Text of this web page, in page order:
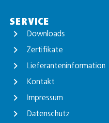
SERVICE
Downloads
Zertifikate
Lieferanteninformation
Kontakt
Impressum
Datenschutz